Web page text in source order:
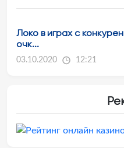
Локо в играх с
очк...
03.10.2020 12:21